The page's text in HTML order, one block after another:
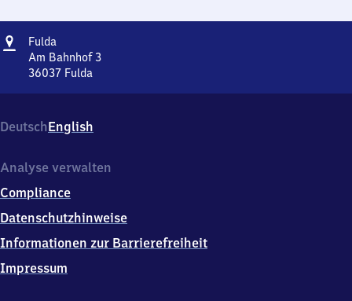
Adresse
Fulda
Am Bahnhof 3
36037 Fulda
Bahnhof
3,
6
3
7
DeutschEnglish
Analyse verwalten
Compliance
Datenschutzhinweise
Informationen zur Barrierefreiheit
Impressum